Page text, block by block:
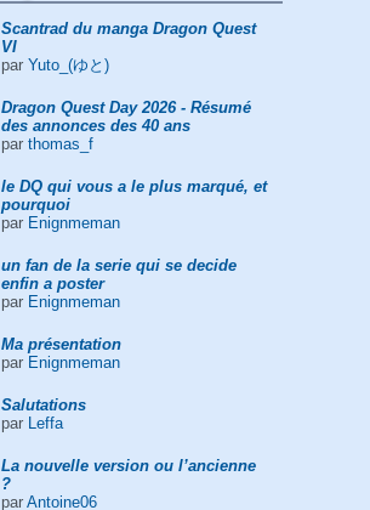
Scantrad du manga Dragon Quest
VI
par Yuto_(ゆと)
Dragon Quest Day 2026 - Résumé
des annonces des 40 ans
par thomas_f
le DQ qui vous a le plus marqué, et
pourquoi
par Enignmeman
un fan de la serie qui se decide
enfin a poster
par Enignmeman
Ma présentation
par Enignmeman
Salutations
par
Leffa
La nouvelle version ou l’ancienne
?
par Antoine06